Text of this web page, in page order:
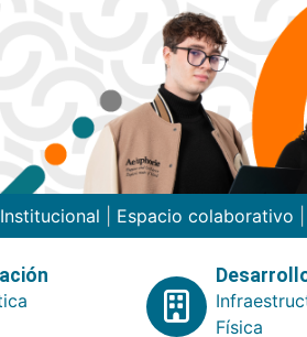
Espacio colaborativo
Física